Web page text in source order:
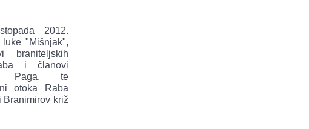
2012.
"Mišnjak",
braniteljskih
i članovi
Paga, te
otoka Raba
Branimirov križ